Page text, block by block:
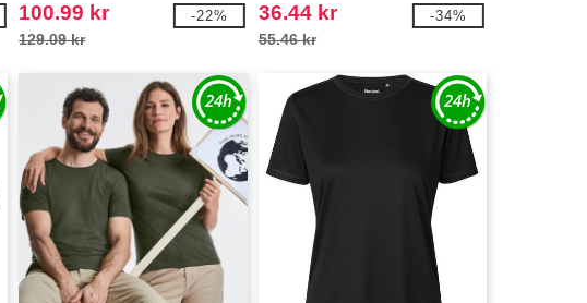
100.99 kr
129.09 kr
-22% 36.44 kr
55.46 kr
-34%